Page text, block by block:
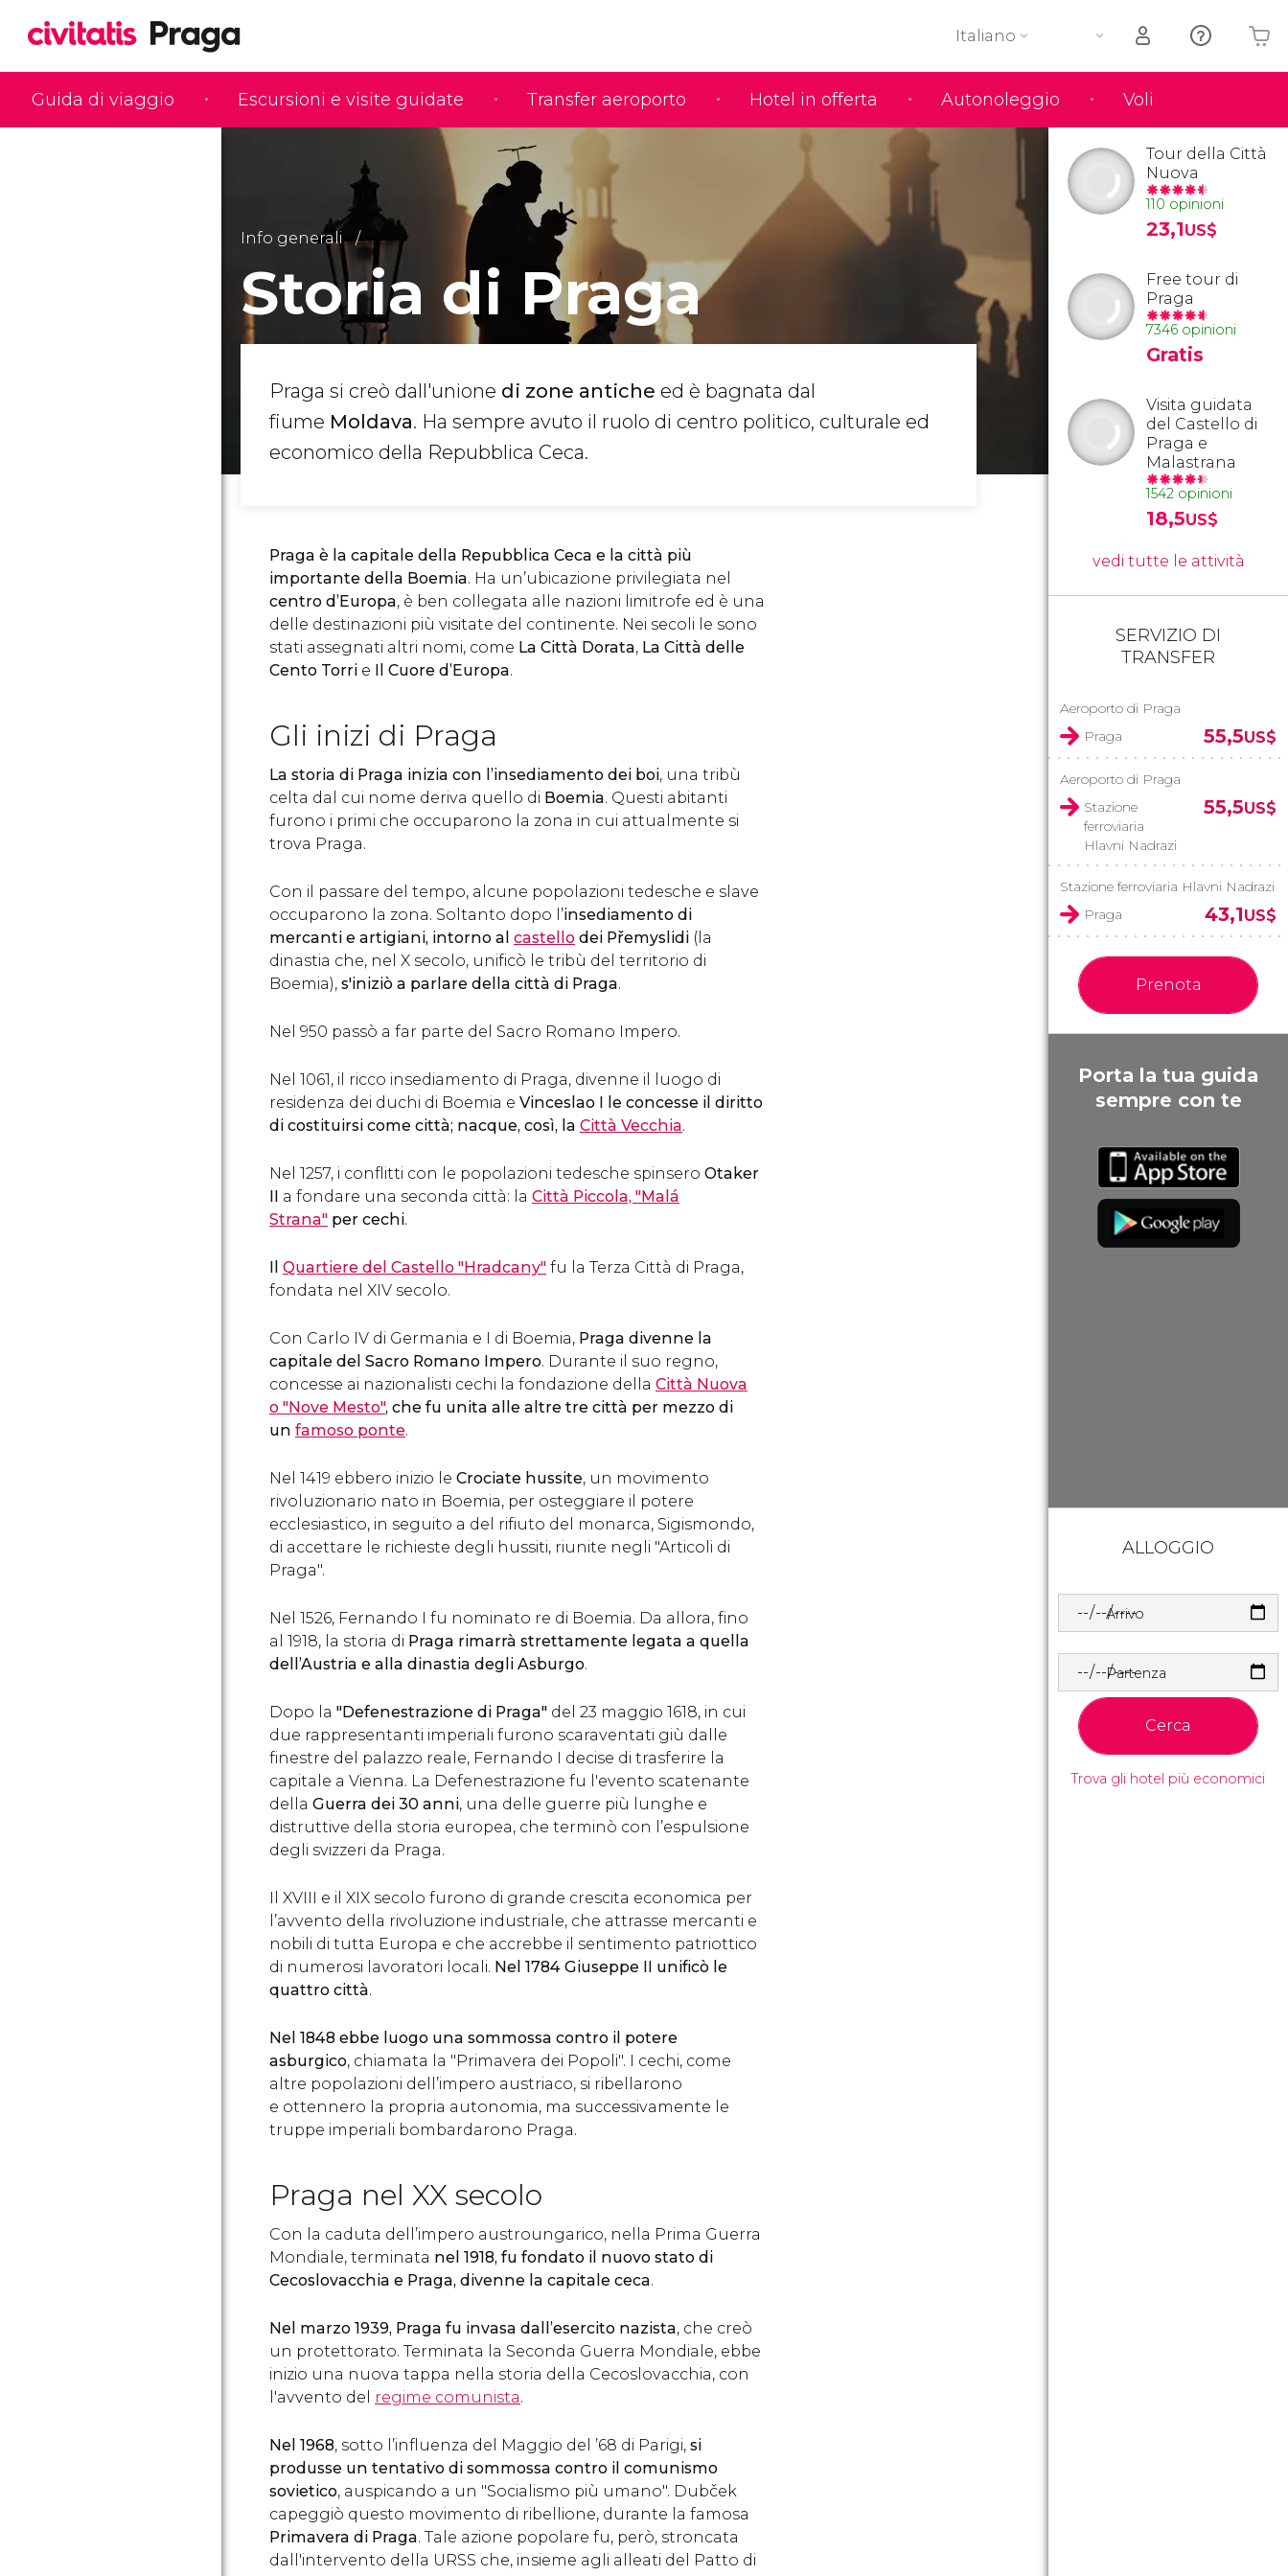
Guida di viaggio Escursioni e visite guidate Transfer aeroporto Hotel in offerta Autonoleggio Voli
Italiano
Il tuo carrello è vuoto
Info generali
Storia di Praga
Praga si creò dall'unione di zone antiche ed è bagnata dal
fiume Moldava. Ha sempre avuto il ruolo di centro politico, culturale ed
economico della Repubblica Ceca.
Praga è la capitale della Repubblica Ceca e la città più
importante della Boemia. Ha un’ubicazione privilegiata nel
centro d’Europa, è ben collegata alle nazioni limitrofe ed è una
delle destinazioni più visitate del continente. Nei secoli le sono
stati assegnati altri nomi, come La Città Dorata, La Città delle
Cento Torri e Il Cuore d’Europa.
Gli inizi di Praga
La storia di Praga inizia con l’insediamento dei boi, una tribù
celta dal cui nome deriva quello di Boemia. Questi abitanti
furono i primi che occuparono la zona in cui attualmente si
trova Praga.
Con il passare del tempo, alcune popolazioni tedesche e slave
occuparono la zona. Soltanto dopo l’insediamento di
mercanti e artigiani, intorno al castello dei Přemyslidi (la
dinastia che, nel X secolo, unificò le tribù del territorio di
Boemia), s'iniziò a parlare della città di Praga.
Nel 950 passò a far parte del Sacro Romano Impero.
Nel 1061, il ricco insediamento di Praga, divenne il luogo di
residenza dei duchi di Boemia e Vinceslao I le concesse il diritto
di costituirsi come città; nacque, così, la Città Vecchia.
Nel 1257, i conflitti con le popolazioni tedesche spinsero Otaker
II a fondare una seconda città: la Città Piccola, "Malá
Strana" per cechi.
Il Quartiere del Castello "Hradcany" fu la Terza Città di Praga,
fondata nel XIV secolo.
Con Carlo IV di Germania e I di Boemia, Praga divenne la
capitale del Sacro Romano Impero. Durante il suo regno,
concesse ai nazionalisti cechi la fondazione della Città Nuova
o "Nove Mesto", che fu unita alle altre tre città per mezzo di
un famoso ponte.
Nel 1419 ebbero inizio le Crociate hussite, un movimento
rivoluzionario nato in Boemia, per osteggiare il potere
ecclesiastico, in seguito a del rifiuto del monarca, Sigismondo,
di accettare le richieste degli hussiti, riunite negli "Articoli di
Praga".
Nel 1526, Fernando I fu nominato re di Boemia. Da allora, fino
al 1918, la storia di Praga rimarrà strettamente legata a quella
dell’Austria e alla dinastia degli Asburgo.
Dopo la "Defenestrazione di Praga" del 23 maggio 1618, in cui
due rappresentanti imperiali furono scaraventati giù dalle
finestre del palazzo reale, Fernando I decise di trasferire la
capitale a Vienna. La Defenestrazione fu l'evento scatenante
della Guerra dei 30 anni, una delle guerre più lunghe e
distruttive della storia europea, che terminò con l’espulsione
degli svizzeri da Praga.
Il XVIII e il XIX secolo furono di grande crescita economica per
l’avvento della rivoluzione industriale, che attrasse mercanti e
nobili di tutta Europa e che accrebbe il sentimento patriottico
di numerosi lavoratori locali. Nel 1784 Giuseppe II unificò le
quattro città.
Nel 1848 ebbe luogo una sommossa contro il potere
asburgico, chiamata la "Primavera dei Popoli". I cechi, come
altre popolazioni dell’impero austriaco, si ribellarono
e ottennero la propria autonomia, ma successivamente le
truppe imperiali bombardarono Praga.
Praga nel XX secolo
Con la caduta dell’impero austroungarico, nella Prima Guerra
Mondiale, terminata nel 1918, fu fondato il nuovo stato di
Cecoslovacchia e Praga, divenne la capitale ceca.
Nel marzo 1939, Praga fu invasa dall’esercito nazista, che creò
un protettorato. Terminata la Seconda Guerra Mondiale, ebbe
inizio una nuova tappa nella storia della Cecoslovacchia, con
l'avvento del
regime comunista.
Nel 1968, sotto l’influenza del Maggio del ’68 di Parigi, si
produsse un tentativo di sommossa contro il comunismo
sovietico, auspicando a un "Socialismo più umano". Dubček
capeggiò questo movimento di ribellione, durante la famosa
Primavera di Praga. Tale azione popolare fu, però, stroncata
dall'intervento della URSS che, insieme agli alleati del Patto di
Tour della Città
Nuova
110 opinioni
23,1US$
Free tour di
Praga
7346 opinioni
Gratis
Visita guidata
del Castello di
Praga e
Malastrana
1542 opinioni
18,5US$
vedi tutte le attività
SERVIZIO DI
TRANSFER
Aeroporto di Praga
Praga
55,5US$
Aeroporto di Praga
Stazione
ferroviaria
Hlavni Nadrazi
55,5US$
Stazione ferroviaria Hlavni Nadrazi
Praga
43,1US$
Prenota
Porta la tua guida
sempre con te
ALLOGGIO
Arrivo
Partenza
Cerca
Trova gli hotel più economici